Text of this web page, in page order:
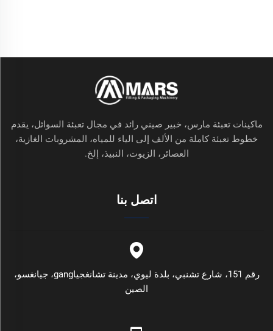
ماكينات تعبئة مارس، خبير صيني رائد في مجال تعبئة السوائل، يقدم
خطوط تعبئة كاملة من الألف إلى الياء للمياه، المشروبات الغازية،
العصائر، الزيوت، النبيذ، إلخ.
اتصل بنا
رقم 151، شارع تشنبي، بلدة ليوي، مدينة تشانغجياgang، جيانغسو،
الصين